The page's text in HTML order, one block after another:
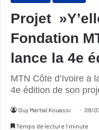
Projet
Fondation
lance la 4e
MTN Côte d’Ivoire a
4e édition de son
Guy Martial Kouassi 08/
Temps de lecture 1 minute